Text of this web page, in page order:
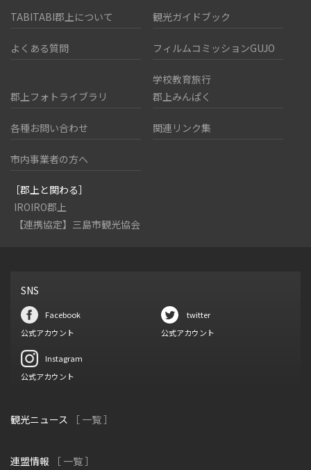
TABITABI郡上について 観光ガイドブック
よくある質問 フィルムコミッションGUJO
郡上フォトライブラリ
学校教育旅行
郡上みんぱく
各種お問い合わせ 関連リンク集
市内事業者の方へ
［郡上と関わる］
IROIRO郡上
【連携協定】三島市観光協会
SNS
Facebook
公式アカウント
twitter
公式アカウント
Instagram
公式アカウント
観光ニュース ［ 一覧 ］
連盟情報 ［ 一覧 ］